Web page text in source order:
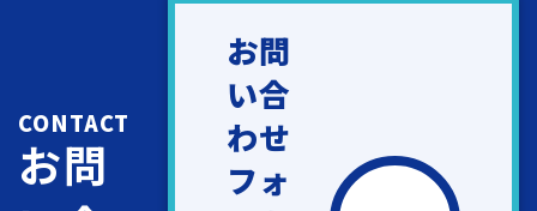
CONTACT
お問
お問
い合
わせ
フォ